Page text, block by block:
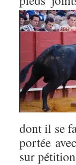
dont il se
portée
sur